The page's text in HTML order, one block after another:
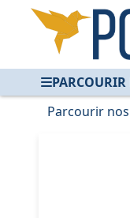
Parcourir